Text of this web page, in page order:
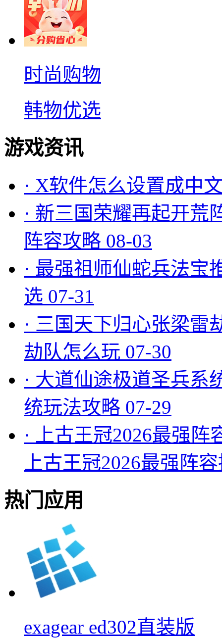
时尚购物
韩物优选
游戏资讯
· X软件怎么设置成中
· 新三国荣耀再起开荒
阵容攻略 08-03
· 最强祖师仙蛇兵法宝
选 07-31
· 三国天下归心张梁雷
劫队怎么玩 07-30
· 大道仙途极道圣兵系
统玩法攻略 07-29
·
上古王冠2026最强
上古王冠2026最强阵
热门应用
exagear ed302直装版